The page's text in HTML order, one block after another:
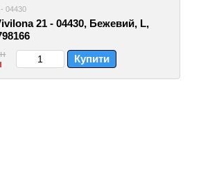
04430
21 - 04430, Бежевий, L,
Купити